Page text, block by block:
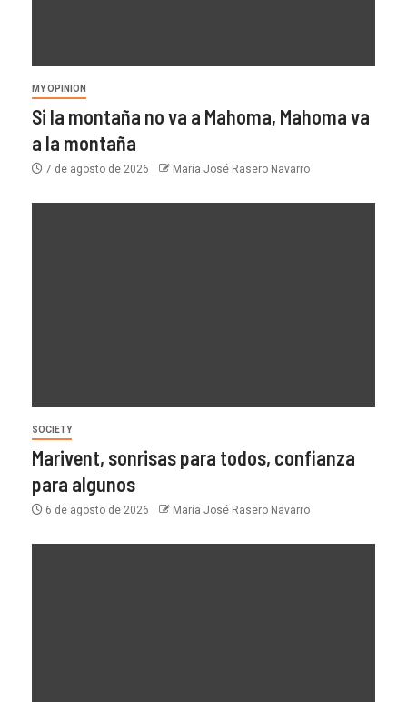
MY OPINION
Si la montaña no va a Mahoma, Mahoma va
a la montaña
7 de agosto de 2026 María José Rasero Navarro
SOCIETY
Marivent, sonrisas para todos, confianza
para algunos
6 de agosto de 2026 María José Rasero Navarro